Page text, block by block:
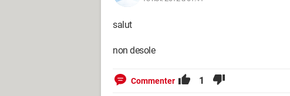
salut
non desole
Commenter 1